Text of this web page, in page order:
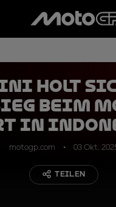
holt
beim
in
motogp.com 03 Okt.
TEILEN